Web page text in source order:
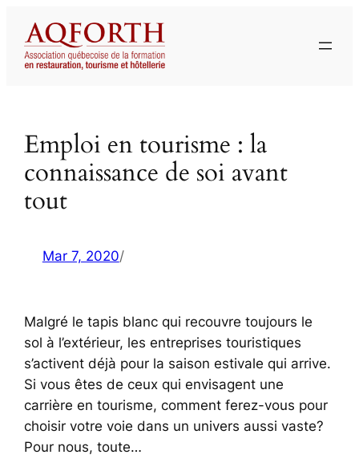
contenu
Emploi en tourisme : la
connaissance de soi avant
tout
Mar 7, 2020/
Malgré le tapis blanc qui recouvre toujours le
sol à l’extérieur, les entreprises touristiques
s’activent déjà pour la saison estivale qui arrive.
Si vous êtes de ceux qui envisagent une
carrière en tourisme, comment ferez-vous pour
choisir votre voie dans un univers aussi vaste?
Pour nous, toute…